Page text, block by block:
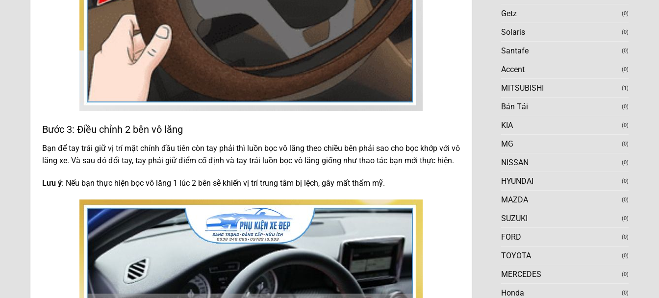
Bước 3: Điều chỉnh 2 bên vô lăng
Bạn để tay trái giữ vị trí mặt chính đầu tiên còn tay phải thì luồn bọc vô lăng theo chiều bên phải sao cho bọc khớp với vô
lăng xe. Và sau đó đổi tay, tay phải giữ điểm cố định và tay trái luồn bọc vô lăng giống như thao tác bạn mới thực hiện.
Lưu ý: Nếu bạn thực hiện bọc vô lăng 1 lúc 2 bên sẽ khiến vị trí trung tâm bị lệch, gây mất thẩm mỹ.
Getz (0)
Solaris (0)
Santafe (0)
Accent (0)
MITSUBISHI (1)
Bán Tải (0)
KIA (0)
MG (0)
NISSAN (0)
HYUNDAI (0)
MAZDA (0)
SUZUKI (0)
FORD (0)
TOYOTA (0)
MERCEDES (0)
Honda (0)